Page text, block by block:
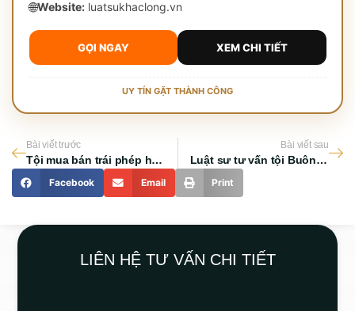
🌐Website:luatsukhaclong.vn
GỌI NGAY XEM CHI TIẾT
UY TÍN GẶT THÀNH CÔNG
Bài viết trước
Tội mua bán trái phép hóa đơn: Bản chất pháp lý và điều cần biết
Bài viết sau
Luật sư tư vấn tội Buôn lậu: Bản chất pháp lý và giải pháp chuyên nghiệp
Facebook Email Print
LIÊN HỆ TƯ VẤN CHI TIẾT